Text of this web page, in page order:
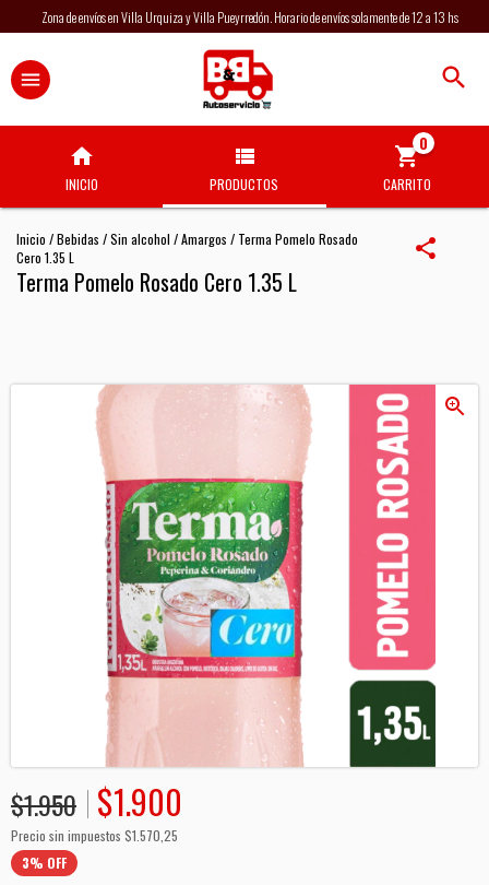
Zona de envíos en Villa Urquiza y Villa Pueyrredón. Horario de envíos solamente de 12 a 13 hs
INICIO PRODUCTOS CARRITO
0
Inicio /Bebidas /Sin alcohol /Amargos / Terma Pomelo Rosado
Cero 1.35 L
Terma Pomelo Rosado Cero 1.35 L
$1.950 $1.900
Precio sin impuestos $1.570,25
3% OFF